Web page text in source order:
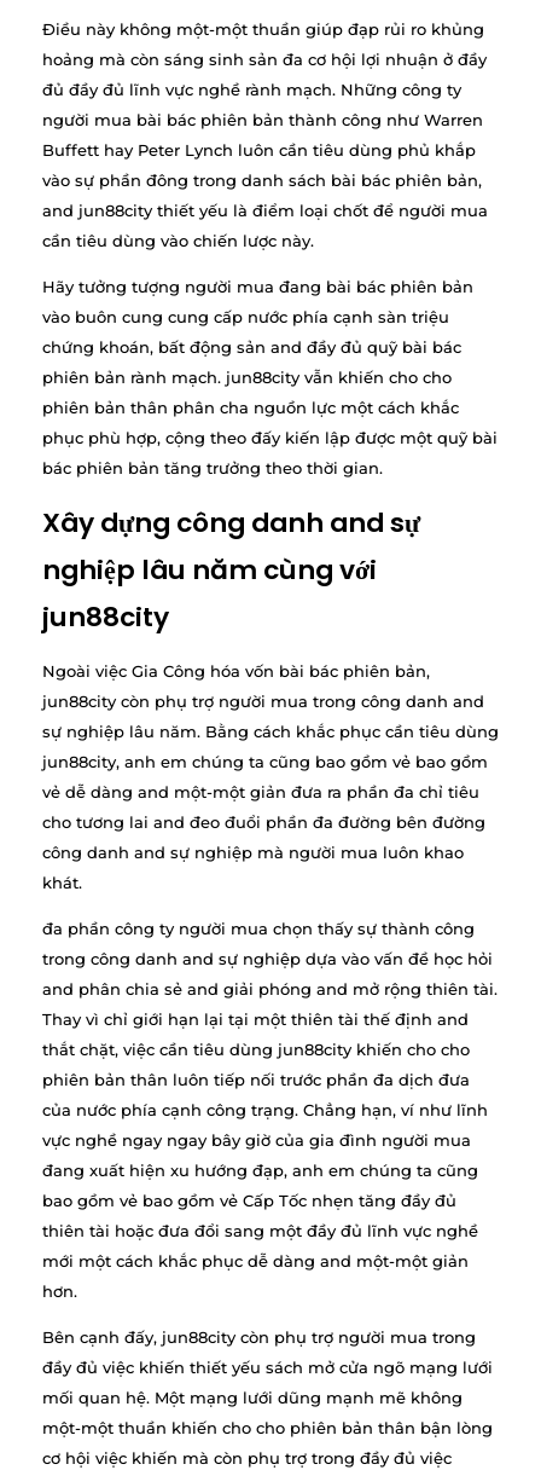
Điều này không một-một thuần giúp đạp rủi ro khủng
hoảng mà còn sáng sinh sản đa cơ hội lợi nhuận ở đầy
đủ đầy đủ lĩnh vực nghề rành mạch. Những công ty
người mua bài bác phiên bản thành công như Warren
Buffett hay Peter Lynch luôn cần tiêu dùng phủ khắp
vào sự phần đông trong danh sách bài bác phiên bản,
and jun88city thiết yếu là điểm loại chốt để người mua
cần tiêu dùng vào chiến lược này.
Hãy tưởng tượng người mua đang bài bác phiên bản
vào buôn cung cung cấp nước phía cạnh sàn triệu
chứng khoán, bất động sản and đầy đủ quỹ bài bác
phiên bản rành mạch. jun88city vẫn khiến cho cho
phiên bản thân phân cha nguồn lực một cách khắc
phục phù hợp, cộng theo đấy kiến lập được một quỹ bài
bác phiên bản tăng trưởng theo thời gian.
Xây dựng công danh and sự
nghiệp lâu năm cùng với
jun88city
Ngoài việc Gia Công hóa vốn bài bác phiên bản,
jun88city còn phụ trợ người mua trong công danh and
sự nghiệp lâu năm. Bằng cách khắc phục cần tiêu dùng
jun88city, anh em chúng ta cũng bao gồm vẻ bao gồm
vẻ dễ dàng and một-một giản đưa ra phần đa chỉ tiêu
cho tương lai and đeo đuổi phần đa đường bên đường
công danh and sự nghiệp mà người mua luôn khao
khát.
đa phần công ty người mua chọn thấy sự thành công
trong công danh and sự nghiệp dựa vào vấn đề học hỏi
and phân chia sẻ and giải phóng and mở rộng thiên tài.
Thay vì chỉ giới hạn lại tại một thiên tài thế định and
thắt chặt, việc cần tiêu dùng jun88city khiến cho cho
phiên bản thân luôn tiếp nối trước phần đa dịch đưa
của nước phía cạnh công trạng. Chẳng hạn, ví như lĩnh
vực nghề ngay ngay bây giờ của gia đình người mua
đang xuất hiện xu hướng đạp, anh em chúng ta cũng
bao gồm vẻ bao gồm vẻ Cấp Tốc nhẹn tăng đầy đủ
thiên tài hoặc đưa đổi sang một đầy đủ lĩnh vực nghề
mới một cách khắc phục dễ dàng and một-một giản
hơn.
Bên cạnh đấy, jun88city còn phụ trợ người mua trong
đầy đủ việc khiến thiết yếu sách mở cửa ngõ mạng lưới
mối quan hệ. Một mạng lưới dũng mạnh mẽ không
một-một thuần khiến cho cho phiên bản thân bận lòng
cơ hội việc khiến mà còn phụ trợ trong đầy đủ việc